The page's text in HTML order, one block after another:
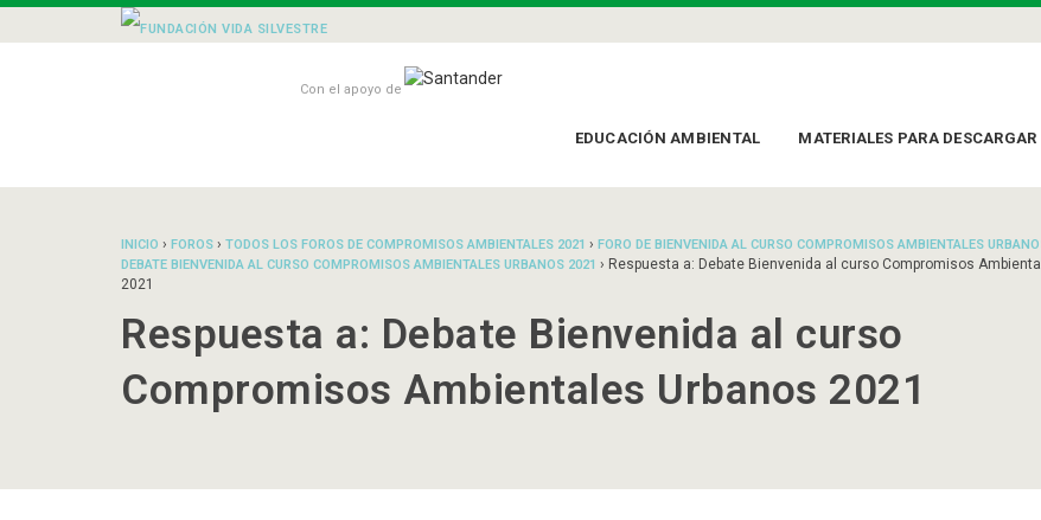
Con el apoyo de
EDUCACIÓN AMBIENTAL MATERIALES PARA DESCARGAR
INICIO › FOROS › TODOS LOS FOROS DE COMPROMISOS AMBIENTALES 2021 › FORO DE BIENVENIDA AL CURSO COMPROMISOS AMBIENTALES
DEBATE BIENVENIDA AL CURSO COMPROMISOS AMBIENTALES URBANOS 2021 › Respuesta a: Debate Bienvenida al curso Compromisos
2021
Respuesta a: Debate Bienvenida al curso
Compromisos Ambientales Urbanos 2021